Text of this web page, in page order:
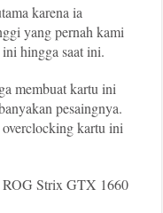
karena ia
yang pernah kami
hingga saat ini.
membuat kartu ini
pesaingnya.
kartu ini
ROG Strix GTX 1660